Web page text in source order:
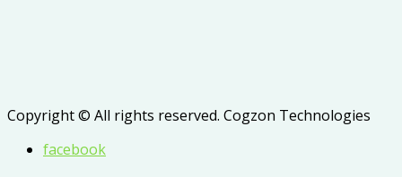
Copyright © All rights reserved. Cogzon Technologies
facebook